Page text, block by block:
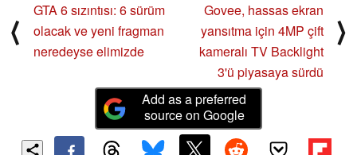
⟨
GTA 6 sızıntısı: 6 sürüm
olacak ve yeni fragman
neredeyse elimizde
Govee, hassas ekran
yansıtma için 4MP çift
kameralı TV Backlight
3'ü piyasaya sürdü
⟩
Add as a preferred
source on Google